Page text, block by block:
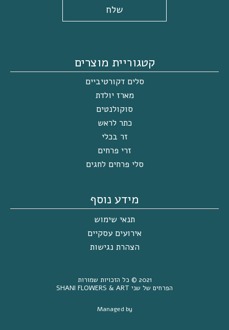
שלח
קטגוריית מוצרים
סלים דקורטיביים
מארז יולדת
סוקולנטים
כתר לראש
זר בכלי
זרי פרחים
סלי פרחים לחגים
מידע נוסף
תנאי שימוש
אירועים עסקיים
הצהרת נגישות
2021 ©
כל הזכויות שמורות
הפרחים של שני SHANI FLOWERS & ART
Managed by